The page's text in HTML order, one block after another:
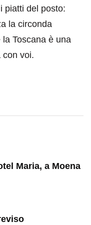
piatti del posto:
la circonda
Toscana è una
con voi.
Maria, a Moena